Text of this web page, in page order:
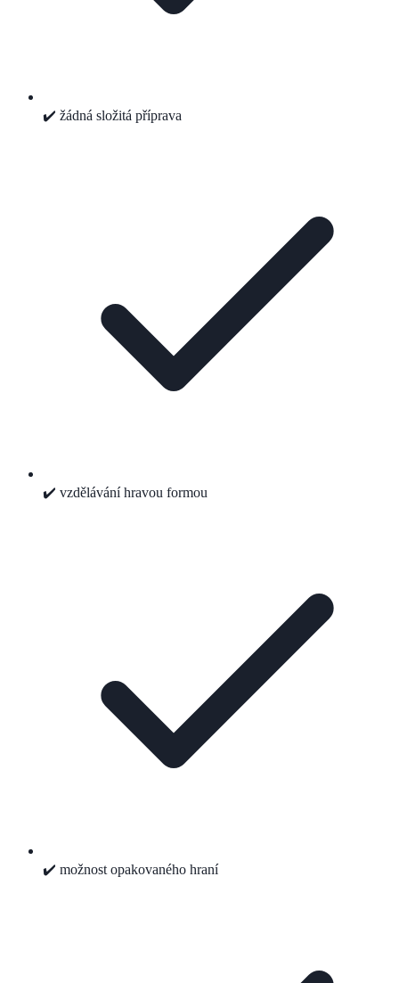
✔️ žádná složitá příprava
✔️ vzdělávání hravou formou
✔️ možnost opakovaného hraní